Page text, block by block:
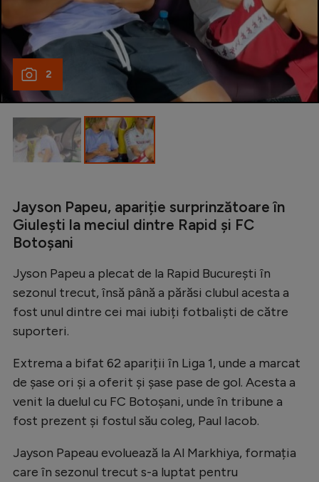
Rugby
Ciclism
Alte sporturi
JO 2024
JO 2026
Intră în cont
2
Jayson Papeu, apariție surprinzătoare în
Giulești la meciul dintre Rapid și FC
Botoșani
Jyson Papeu a plecat de la Rapid București în
sezonul trecut, însă până a părăsi clubul acesta a
fost unul dintre cei mai iubiți fotbaliști de către
suporteri.
Extrema a bifat 62 apariții în Liga 1, unde a marcat
de șase ori și a oferit și șase pase de gol. Acesta a
venit la duelul cu FC Botoșani, unde în tribune a
fost prezent și fostul său coleg, Paul Iacob.
Jayson Papeau evoluează la Al Markhiya, formația
care în sezonul trecut s-a luptat pentru